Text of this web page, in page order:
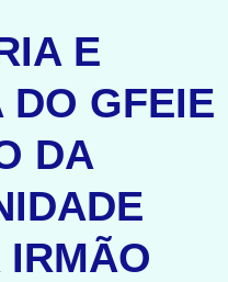
E
DO GFEIE
DA
IRMÃO